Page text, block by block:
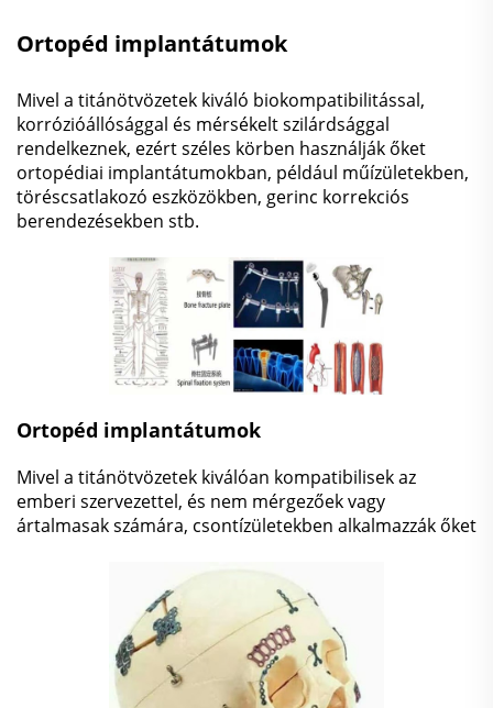
Ortopéd implantátumok
Mivel a titánötvözetek kiváló biokompatibilitással,
korrózióállósággal és mérsékelt szilárdsággal
rendelkeznek, ezért széles körben használják őket
ortopédiai implantátumokban, például műízületekben,
töréscsatlakozó eszközökben, gerinc korrekciós
berendezésekben stb.
Ortopéd implantátumok
Mivel a titánötvözetek kiválóan kompatibilisek az
emberi szervezettel, és nem mérgezőek vagy
ártalmasak számára, csontízületekben alkalmazzák őket